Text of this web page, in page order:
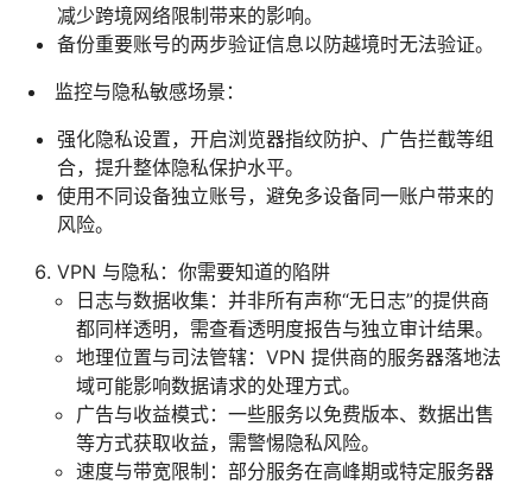
减少跨境网络限制带来的影响。
备份重要账号的两步验证信息以防越境时无法验证。
监控与隐私敏感场景：
强化隐私设置，开启浏览器指纹防护、广告拦截等组
合，提升整体隐私保护水平。
使用不同设备独立账号，避免多设备同一账户带来的
风险。
VPN 与隐私：你需要知道的陷阱
日志与数据收集：并非所有声称“无日志”的提供商
都同样透明，需查看透明度报告与独立审计结果。
地理位置与司法管辖：VPN 提供商的服务器落地法
域可能影响数据请求的处理方式。
广告与收益模式：一些服务以免费版本、数据出售
等方式获取收益，需警惕隐私风险。
速度与带宽限制：部分服务在高峰期或特定服务器